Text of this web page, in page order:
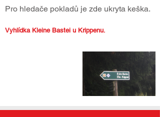
Pro hledače pokladů je zde ukryta keška.
Vyhlídka Kleine Bastei u Krippenu.